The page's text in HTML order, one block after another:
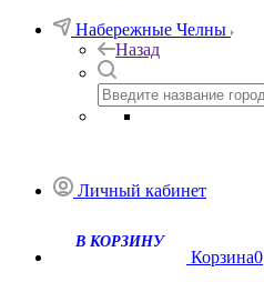
Набережные Челны
Назад
Личный кабинет
Корзина0